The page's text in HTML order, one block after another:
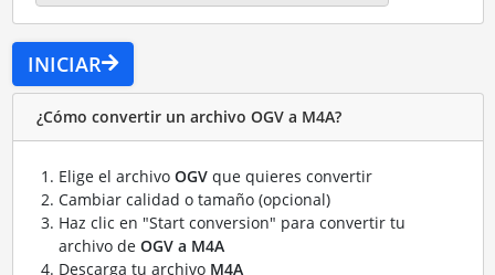
INICIAR
¿Cómo convertir un archivo OGV a M4A?
Elige el archivo OGVque quieres convertir
Cambiar calidad o tamaño (opcional)
Haz clic en "Start conversion" para convertir tu
archivo de OGV a M4A
Descarga tu archivo M4A